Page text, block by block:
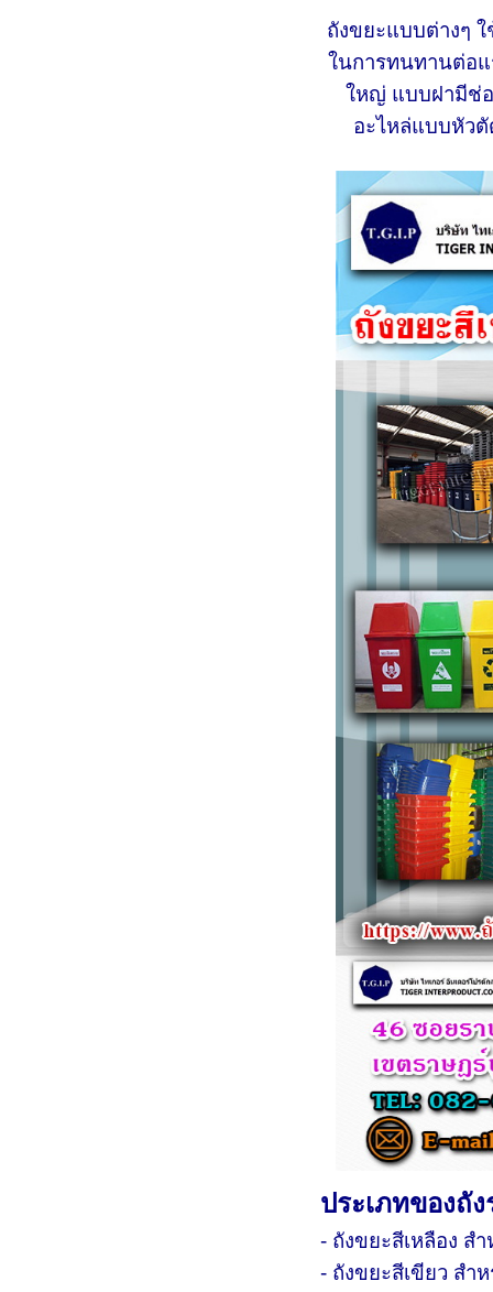
ถังขยะแบบต่างๆ
ในการทนทานต่อ
ใหญ่ แบบฝามีช่
อะไหล่แบบหัว
ประเภทของถั
- ถังขยะสีเหลือง ส
- ถังขยะสีเขียว สำ